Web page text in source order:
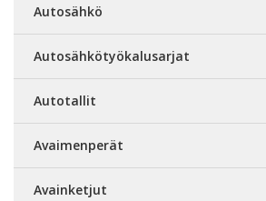
Autosähkö
Autosähkötyökalusarjat
Autotallit
Avaimenperät
Avainketjut